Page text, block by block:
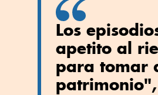
Los
apetito al
para tomar